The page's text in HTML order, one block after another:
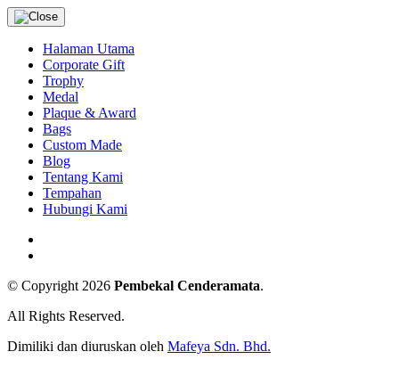
Halaman Utama
Corporate Gift
Trophy
Medal
Plaque & Award
Bags
Custom Made
Blog
Tentang Kami
Tempahan
Hubungi Kami
© Copyright 2026 Pembekal Cenderamata.
All Rights Reserved.
Dimiliki dan diuruskan oleh Mafeya Sdn. Bhd.